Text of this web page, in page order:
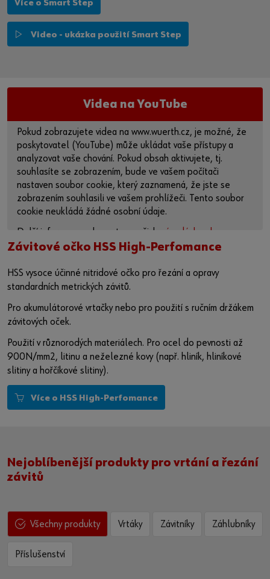
Více o Smart Step
Video - ukázka použití Smart Step
Videa na YouTube
Pokud zobrazujete videa na www.wuerth.cz, je možné, že
poskytovatel (YouTube) může ukládat vaše přístupy a
analyzovat vaše chování. Pokud obsah aktivujete, tj.
souhlasíte se zobrazením, bude ve vašem počítači
nastaven soubor cookie, který zaznamená, že jste se
zobrazením souhlasili ve vašem prohlížeči. Tento soubor
cookie neukládá žádné osobní údaje.
Další informace naleznete v našich
zásadách ochrany
osobních údajů a nastránce o souborech cookie.
Aktivovat obsah
na platformě poskytovatele:
https://youtu.be/npOipyTMN30
Závitové očko HSS High-Perfomance
HSS vysoce účinné nitridové očko pro řezání a opravy
standardních metrických závitů.
Pro akumulátorové vrtačky nebo pro použití s ručním držákem
závitových oček.
Použití v různorodých materiálech. Pro ocel do pevnosti až
900N/mm2, litinu a neželezné kovy (např. hliník, hliníkové
slitiny a hořčíkové slitiny).
Více o HSS High-Perfomance
Nejoblíbenější produkty pro vrtání a řezání
závitů
Všechny produkty Vrtáky Závitníky Záhlubníky
Příslušenství